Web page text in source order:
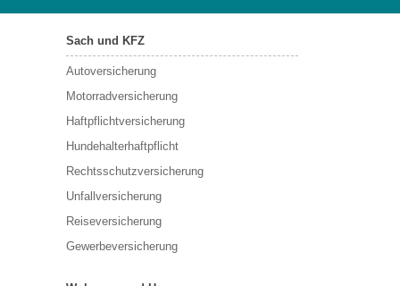
Sach und KFZ
Autoversicherung
Motorradversicherung
Haftpflichtversicherung
Hundehalterhaftpflicht
Rechtsschutzversicherung
Unfallversicherung
Reiseversicherung
Gewerbeversicherung